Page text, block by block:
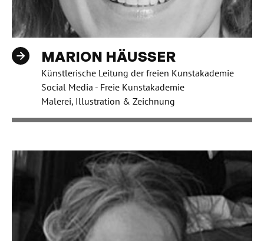
MARION HÄUSSER
Künstlerische Leitung der freien Kunstakademie
Social Media - Freie Kunstakademie
Malerei, Illustration & Zeichnung